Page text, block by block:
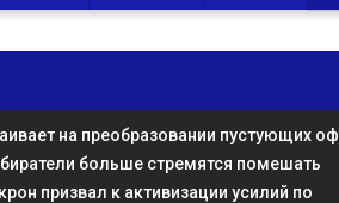
на преобразовании пустующих оф
больше стремятся помешать
призвал к активизации усилий по